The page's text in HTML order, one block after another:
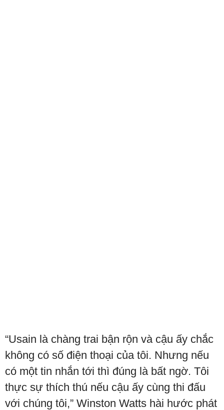
“Usain là chàng trai bận rộn và cậu ấy chắc
không có số điện thoại của tôi. Nhưng nếu
có một tin nhắn tới thì đúng là bất ngờ. Tôi
thực sự thích thú nếu cậu ấy cùng thi đấu
với chúng tôi,” Winston Watts hài hước phát